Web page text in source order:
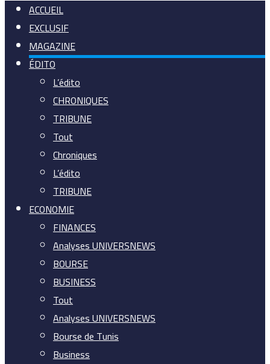
ACCUEIL
EXCLUSIF
MAGAZINE
ÉDITO
L’édito
CHRONIQUES
TRIBUNE
Tout
Chroniques
L’édito
TRIBUNE
ECONOMIE
FINANCES
Analyses UNIVERSNEWS
BOURSE
BUSINESS
Tout
Analyses UNIVERSNEWS
Bourse de Tunis
Business